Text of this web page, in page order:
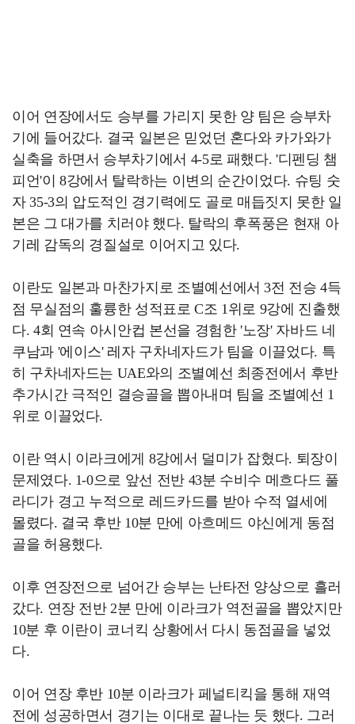
이어 연장에서도 승부를 가리지 못한 양 팀은 승부차
기에 들어갔다. 결국 일본은 믿었던 혼다와 카가와가
실축을 하면서 승부차기에서 4-5로 패했다. '디펜딩 챔
피언'이 8강에서 탈락하는 이변의 순간이었다. 슈팅 숫
자 35-3의 압도적인 경기력에도 골로 매듭짓지 못한 일
본은 그 대가를 치러야 했다. 탈락의 후폭풍은 현재 아
기레 감독의 경질설로 이어지고 있다.
이란도 일본과 마찬가지로 조별예선에서 3전 전승 4득
점 무실점의 훌륭한 성적표로 C조 1위로 9강에 진출했
다. 4회 연속 아시안컵 본선을 경험한 '노장' 자바드 네
쿠남과 '에이스' 레자 구차네자드가 팀을 이끌었다. 특
히 구차네자드는 UAE와의 조별예선 최종전에서 후반
추가시간 극적인 결승골을 뽑아내며 팀을 조별예선 1
위로 이끌었다.
이란 역시 이라크에게 8강에서 덜미가 잡혔다. 퇴장이
문제였다. 1-0으로 앞선 전반 43분 수비수 메흐다드 풀
라디가 경고 누적으로 레드카드를 받아 수적 열세에
몰렸다. 결국 후반 10분 만에 아흐메드 야신에게 동점
골을 허용했다.
이후 연장전으로 넘어간 승부는 난타전 양상으로 흘러
갔다. 연장 전반 2분 만에 이라크가 역전골을 뽑았지만
10분 후 이란이 코너킥 상황에서 다시 동점골을 넣었
다.
이어 연장 후반 10분 이라크가 페널티킥을 통해 재역
전에 성공하면서 경기는 이대로 끝나는 듯 했다. 그러